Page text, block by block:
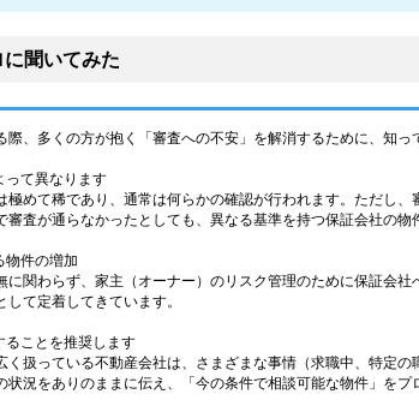
聞いてみた
際、多くの方が抱く「審査への不安」を解消するために、知っ
って異なります
極めて稀であり、通常は何らかの確認が行われます。ただし
審査が通らなかったとしても、異なる基準を持つ保証会社の物
物件の増加
に関わらず、家主（オーナー）のリスク管理のために保証会
て定着してきています。
ることを推奨します
く扱っている不動産会社は、さまざまな事情（求職中、特定
状況をありのままに伝え、「今の条件で相談可能な物件」を